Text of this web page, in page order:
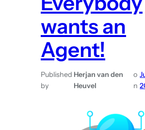
wants an
Agent!
Published
by
Herjan van den
Heuvel
o
n